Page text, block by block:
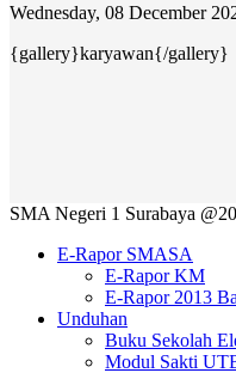
Wednesday, 08 December
{gallery}karyawan{/gallery}
SMA Negeri 1 Surabaya
E-Rapor SMASA
E-Rapor KM
E-Rapor 2013
Unduhan
Buku Sekolah
Modul Sakti